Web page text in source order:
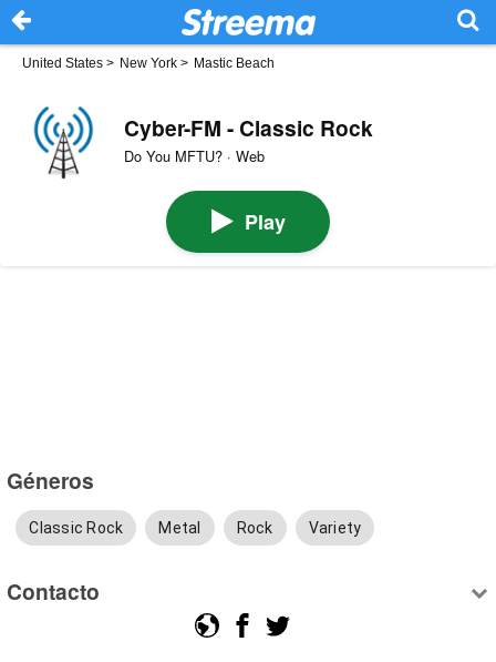
United States > New York > Mastic Beach
Cyber-FM - Classic Rock
Do You MFTU? · Web
Play
Géneros
Classic Rock Metal Rock Variety
Contacto